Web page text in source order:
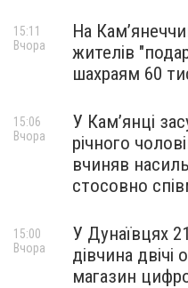
На
жителів
шахраям 60
15:11
Вчора
У Камʼянці
річного
вчиняв
стосовно
15:06
Вчора
У Дунаївцях
дівчина двічі
магазин
15:00
Вчора